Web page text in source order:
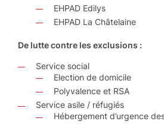
EHPAD Edilys
EHPAD La Châtelaine
De lutte contre les exclusions :
Service social
Election de domicile
Polyvalence et RSA
Service asile / réfugiés
Hébergement d’urgence